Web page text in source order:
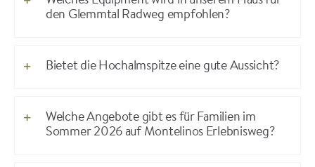
den Glemmtal Radweg empfohlen?
Bietet die Hochalmspitze eine gute Aussicht?
Welche Angebote gibt es für Familien im
Sommer 2026 auf Montelinos Erlebnisweg?